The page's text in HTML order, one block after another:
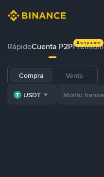
RápidoCuenta P2PPrémium
Asegurado
Compra Venta
USDT